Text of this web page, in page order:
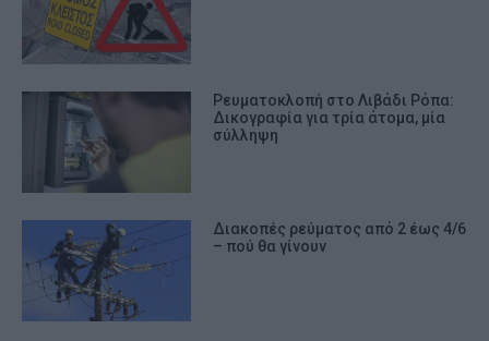
Ρευματοκλοπή στο Λιβάδι Ρόπα:
Δικογραφία για τρία άτομα, μία
σύλληψη
Διακοπές ρεύματος από 2 έως 4/6
– πού θα γίνουν